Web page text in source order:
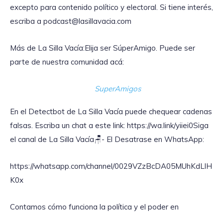
excepto para contenido político y electoral. Si tiene interés,
escriba a podcast@lasillavacia.com
Más de La Silla Vacía:Elija ser SúperAmigo. Puede ser
parte de nuestra comunidad acá:
SuperAmigos
En el Detectbot de La Silla Vacía puede chequear cadenas
falsas. Escriba un chat a este link: https://wa.link/yiiei0‎Siga
el canal de La Silla Vacía🪑- El Desatrase en WhatsApp:
https://whatsapp.com/channel/0029VZzBcDA05MUhKdLlH
K0x
Contamos cómo funciona la política y el poder en